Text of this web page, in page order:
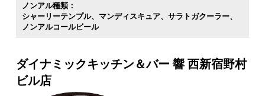
ノンアル種類：
シャーリーテンプル
マンディスキュア
サラトガクーラー
ノンアルコールビール
ダイナミックキッチン＆バー 響 西新宿野村
ビル店